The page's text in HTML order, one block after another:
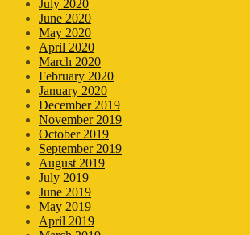
July 2020
June 2020
May 2020
April 2020
March 2020
February 2020
January 2020
December 2019
November 2019
October 2019
September 2019
August 2019
July 2019
June 2019
May 2019
April 2019